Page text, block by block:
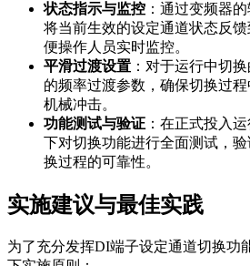
状态指示与监控 ：通过变频器
将当前生效的设定通道状态反
便操作人员实时监控。
平滑过渡设置 ：对于运行中切
的频率过渡参数，确保切换过
机械冲击。
功能测试与验证 ：在正式投入
下对切换功能进行全面测试，
换过程的可靠性。
实施建议与最佳实践
为了充分发挥DI端子设定通道切换功